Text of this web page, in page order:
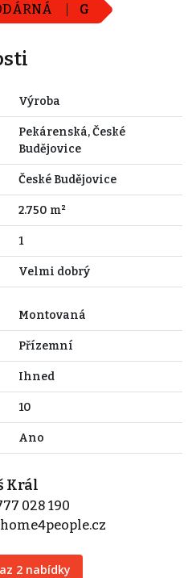
G
Výroba
Pekárenská, České
Budějovice
České Budějovice
2.750 m²
1
Velmi dobrý
Montovaná
Přízemní
Ihned
10
Ano
Král
028 190
2 nabídky